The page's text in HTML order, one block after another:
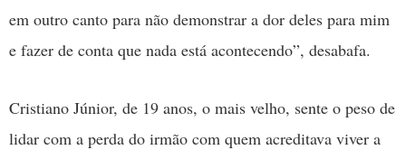
em outro canto para não demonstrar a dor deles para mim
e fazer de conta que nada está acontecendo”, desabafa.
Cristiano Júnior, de 19 anos, o mais velho, sente o peso de
lidar com a perda do irmão com quem acreditava viver a